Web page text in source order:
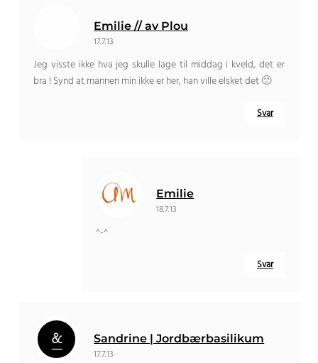
Emilie // av Plou
17.7.13
Jeg visste ikke hva jeg skulle lage til middag i kveld, det er
bra ! Synd at mannen min ikke er her, han ville elsket det 🙂
Svar
Emilie
18.7.13
^-^
Svar
Sandrine | Jordbærbasilikum
17.7.13